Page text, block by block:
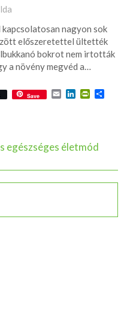
nagyon sok
előszeretettel ültették
bokrot nem irtották
a növény megvéd a…
Save EmailLinkedIn
egészséges életmód